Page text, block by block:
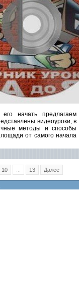
начать предлагаем
видеоуроки, в
методы и способы
от самого начала
10 13 Далее